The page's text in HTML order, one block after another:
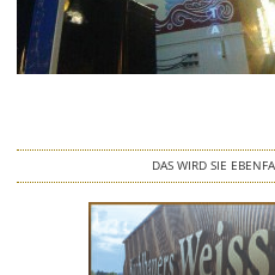
Werbetürme & Pylone
REFERENZEN
DAS WIRD SIE